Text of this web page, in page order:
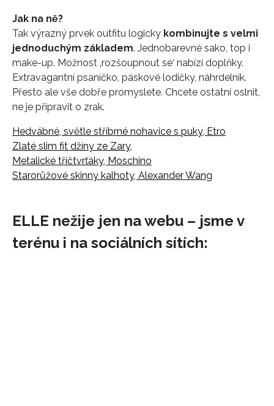
Jak na ně?
Tak výrazný prvek outfitu logicky kombinujte s velmi
jednoduchým základem. Jednobarevné sako, top i
make-up. Možnost ‚rozšoupnout se‘ nabízí doplňky.
Extravagantní psaníčko, páskové lodičky, náhrdelník.
Přesto ale vše dobře promyslete. Chcete ostatní oslnit,
ne je připravit o zrak.
Hedvábné, světle stříbrné nohavice s puky, Etro
Zlaté slim fit džíny ze Zary,
Metalické tříčtvrťáky, Moschino
Starorůžové skinny kalhoty, Alexander Wang
ELLE nežije jen na webu – jsme v
terénu i na sociálních sítích: